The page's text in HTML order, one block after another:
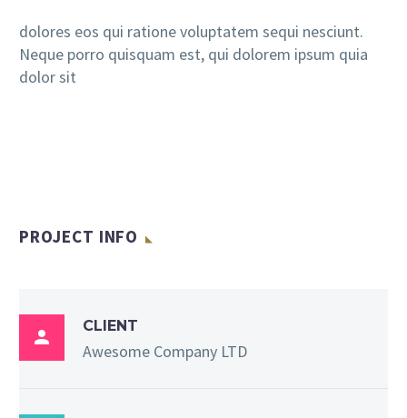
dolores eos qui ratione voluptatem sequi nesciunt.
Neque porro quisquam est, qui dolorem ipsum quia
dolor sit
PROJECT INFO

CLIENT
Awesome Company LTD